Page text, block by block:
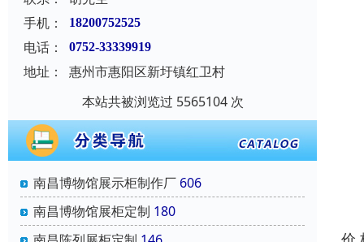
手机：
18200752525
电话： 0752-33339919
地址：
惠州市惠阳区新圩镇红卫村
本站共被浏览过 5565104 次
南昌博物馆展示柜制作厂 606
南昌博物馆展柜定制 180